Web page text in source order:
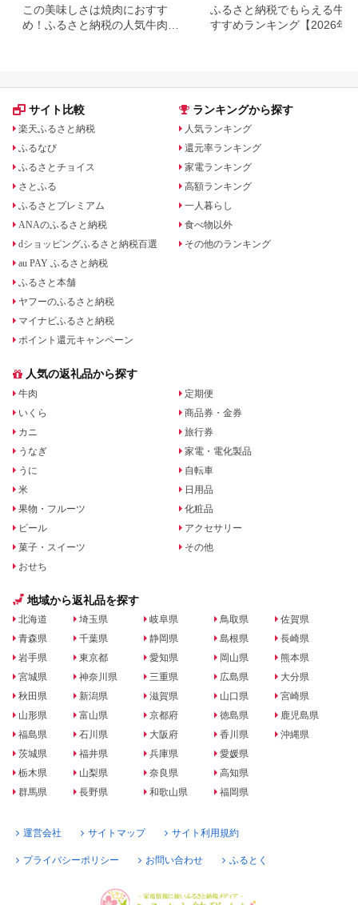
この美味しさは焼肉におすす
め！ふるさと納税の人気牛肉還
ふるさと納税でもらえる牛肉
すすめランキング【2026年
サイト比較
楽天ふるさと納税
ふるなび
ふるさとチョイス
さとふる
ふるさとプレミアム
ANAのふるさと納税
dショッピングふるさと納税百選
au PAY ふるさと納税
ふるさと本舗
ヤフーのふるさと納税
マイナビふるさと納税
ポイント還元キャンペーン
ランキングから探す
人気ランキング
還元率ランキング
家電ランキング
高額ランキング
一人暮らし
食べ物以外
その他のランキング
人気の返礼品から探す
牛肉
いくら
カニ
うなぎ
うに
米
果物・フルーツ
ビール
菓子・スイーツ
おせち
定期便
商品券・金券
旅行券
家電・電化製品
自転車
日用品
化粧品
アクセサリー
その他
地域から返礼品を探す
北海道
青森県
岩手県
宮城県
秋田県
山形県
福島県
茨城県
栃木県
群馬県
埼玉県
千葉県
東京都
神奈川県
新潟県
富山県
石川県
福井県
山梨県
長野県
岐阜県
静岡県
愛知県
三重県
滋賀県
京都府
大阪府
兵庫県
奈良県
和歌山県
鳥取県
島根県
岡山県
広島県
山口県
徳島県
香川県
愛媛県
高知県
福岡県
佐賀県
長崎県
熊本県
大分県
宮崎県
鹿児島県
沖縄県
運営会社 サイトマップ サイト利用規約
プライバシーポリシー お問い合わせ ふるとく